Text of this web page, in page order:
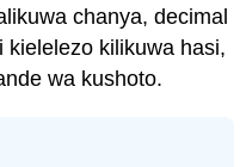
chanya, decimal
kielelezo kilikuwa hasi,
wa kushoto.